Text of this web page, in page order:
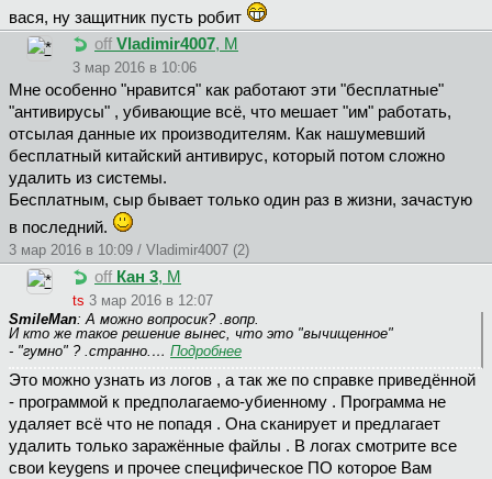
вася, ну защитник пусть робит
off Vladimir4007, М
3 мар 2016 в 10:06
Мне особенно "нравится" как работают эти "бесплатные"
"антивирусы" , убивающие всё, что мешает "им" работать,
отсылая данные их производителям. Как нашумевший
бесплатный китайский антивирус, который потом сложно
удалить из системы.
Бесплатным, сыр бывает только один раз в жизни, зачастую
в последний.
3 мар 2016 в 10:09 / Vladimir4007 (2)
off Кан 3, М
ts 3 мар 2016 в 12:07
SmileMan: А можно вопросик? .вопр.
И кто же такое решение вынес, что это "вычищенное"
- "гумно" ? .странно.… Подробнее
Это можно узнать из логов , а так же по справке приведённой
- программой к предполагаемо-убиенному . Программа не
удаляет всё что не попадя . Она сканирует и предлагает
удалить только заражённые файлы . В логах смотрите все
свои keygens и прочее специфическое ПО которое Вам